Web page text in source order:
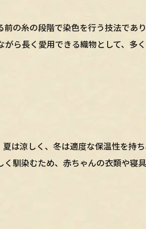
の糸の段階で染色を行う技法であ
ら長く愛用できる織物として、多
は涼しく、冬は適度な保温性を持
馴染むため、赤ちゃんの衣類や寝